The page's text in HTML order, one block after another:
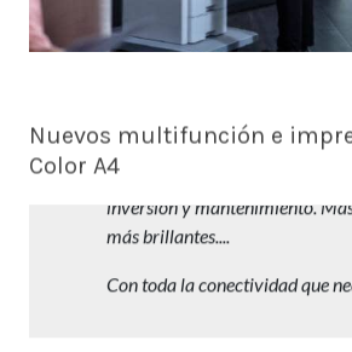
Nuevos multifunción e
Color A4
Trabajos profesionales en A4